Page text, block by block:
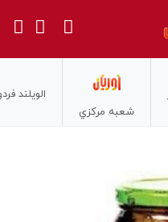
شعبه مركزي
الويلند